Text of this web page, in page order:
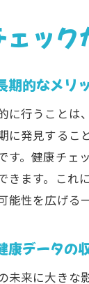
ッ
期的なメリ
に行うこと
に発見する
す。健康チェ
きます。これ
能性を広げる
康データの
未来に大きな